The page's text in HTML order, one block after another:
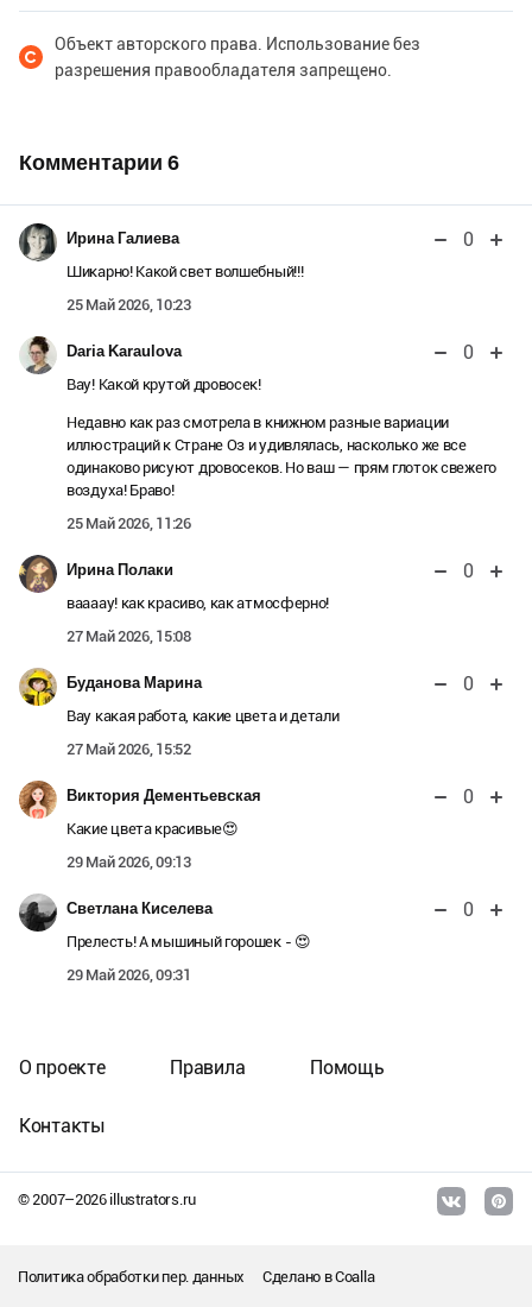
Объект авторского права. Использование без
разрешения правообладателя запрещено.
Комментарии 6
Ирина Галиева 0
Шикарно! Какой свет волшебный!!!
25 Май 2026, 10:23
Daria Karaulova 0
Вау! Какой крутой дровосек!
Недавно как раз смотрела в книжном разные вариации
иллюстраций к Стране Оз и удивлялась, насколько же все
одинаково рисуют дровосеков. Но ваш — прям глоток свежего
воздуха! Браво!
25 Май 2026, 11:26
Ирина Полаки 0
ваааау! как красиво, как атмосферно!
27 Май 2026, 15:08
Буданова Марина 0
Вау какая работа, какие цвета и детали
27 Май 2026, 15:52
Виктория Дементьевская 0
Какие цвета красивые😍
29 Май 2026, 09:13
Светлана Киселева 0
Прелесть! А мышиный горошек - 😍
29 Май 2026, 09:31
© 2007–2026illustrators.ru
О проекте Правила Помощь
Контакты
Политика обработки пер. данных Сделано вCoalla